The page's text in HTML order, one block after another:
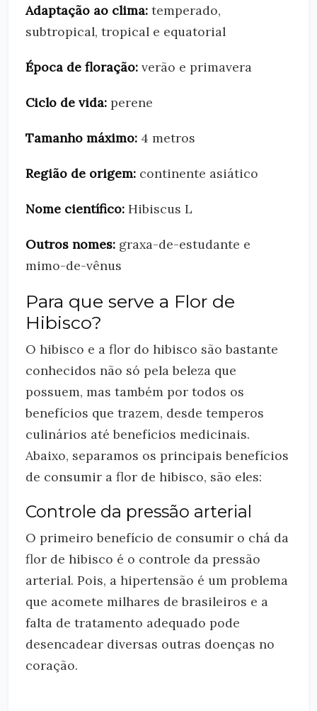
Adaptação ao clima: temperado,
subtropical, tropical e equatorial
Época de floração: verão e primavera
Ciclo de vida: perene
Tamanho máximo: 4 metros
Região de origem: continente asiático
Nome científico: Hibiscus L
Outros nomes: graxa-de-estudante e
mimo-de-vênus
Para que serve a Flor de
Hibisco?
O hibisco e a flor do hibisco são bastante
conhecidos não só pela beleza que
possuem, mas também por todos os
benefícios que trazem, desde temperos
culinários até benefícios medicinais.
Abaixo, separamos os principais benefícios
de consumir a flor de hibisco, são eles:
Controle da pressão arterial
O primeiro benefício de consumir o chá da
flor de hibisco é o controle da pressão
arterial. Pois, a hipertensão é um problema
que acomete milhares de brasileiros e a
falta de tratamento adequado pode
desencadear diversas outras doenças no
coração.